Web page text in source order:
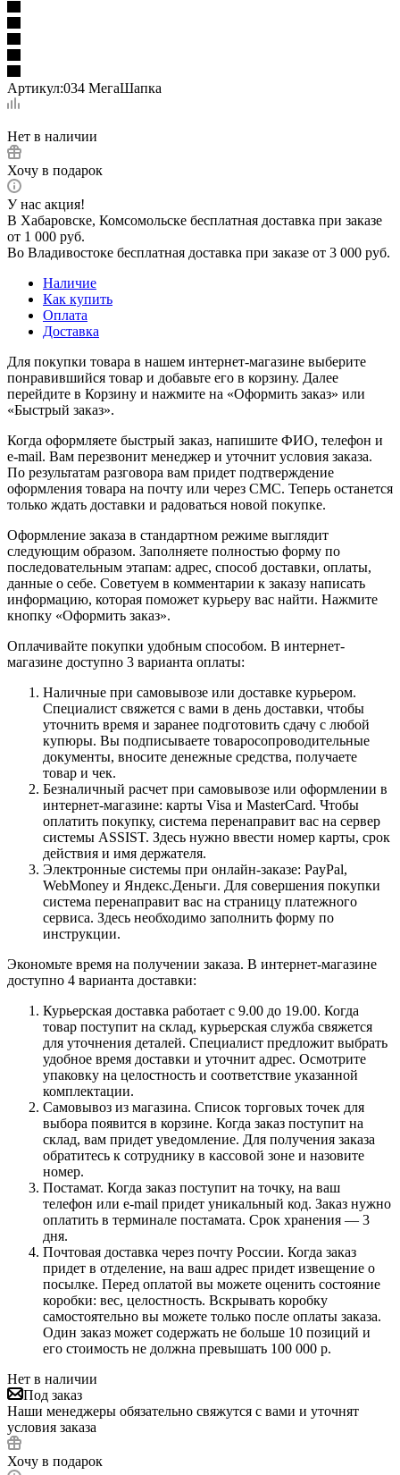
Артикул:034 МегаШапка
Нет в наличии
Хочу в подарок
У нас акция!
В Хабаровске, Комсомольске бесплатная доставка при заказе
от 1 000 руб.
Во Владивостоке бесплатная доставка при заказе от 3 000 руб.
Наличие
Как купить
Оплата
Доставка
Для покупки товара в нашем интернет-магазине выберите
понравившийся товар и добавьте его в корзину. Далее
перейдите в Корзину и нажмите на «Оформить заказ» или
«Быстрый заказ».
Когда оформляете быстрый заказ, напишите ФИО, телефон и
e-mail. Вам перезвонит менеджер и уточнит условия заказа.
По результатам разговора вам придет подтверждение
оформления товара на почту или через СМС. Теперь останется
только ждать доставки и радоваться новой покупке.
Оформление заказа в стандартном режиме выглядит
следующим образом. Заполняете полностью форму по
последовательным этапам: адрес, способ доставки, оплаты,
данные о себе. Советуем в комментарии к заказу написать
информацию, которая поможет курьеру вас найти. Нажмите
кнопку «Оформить заказ».
Оплачивайте покупки удобным способом. В интернет-
магазине доступно 3 варианта оплаты:
Наличные при самовывозе или доставке курьером.
Специалист свяжется с вами в день доставки, чтобы
уточнить время и заранее подготовить сдачу с любой
купюры. Вы подписываете товаросопроводительные
документы, вносите денежные средства, получаете
товар и чек.
Безналичный расчет при самовывозе или оформлении в
интернет-магазине: карты Visa и MasterCard. Чтобы
оплатить покупку, система перенаправит вас на сервер
системы ASSIST. Здесь нужно ввести номер карты, срок
действия и имя держателя.
Электронные системы при онлайн-заказе: PayPal,
WebMoney и Яндекс.Деньги. Для совершения покупки
система перенаправит вас на страницу платежного
сервиса. Здесь необходимо заполнить форму по
инструкции.
Экономьте время на получении заказа. В интернет-магазине
доступно 4 варианта доставки:
Курьерская доставка работает с 9.00 до 19.00. Когда
товар поступит на склад, курьерская служба свяжется
для уточнения деталей. Специалист предложит выбрать
удобное время доставки и уточнит адрес. Осмотрите
упаковку на целостность и соответствие указанной
комплектации.
Самовывоз из магазина. Список торговых точек для
выбора появится в корзине. Когда заказ поступит на
склад, вам придет уведомление. Для получения заказа
обратитесь к сотруднику в кассовой зоне и назовите
номер.
Постамат. Когда заказ поступит на точку, на ваш
телефон или e-mail придет уникальный код. Заказ нужно
оплатить в терминале постамата. Срок хранения — 3
дня.
Почтовая доставка через почту России. Когда заказ
придет в отделение, на ваш адрес придет извещение о
посылке. Перед оплатой вы можете оценить состояние
коробки: вес, целостность. Вскрывать коробку
самостоятельно вы можете только после оплаты заказа.
Один заказ может содержать не больше 10 позиций и
его стоимость не должна превышать 100 000 р.
Нет в наличии
Под заказ
Наши менеджеры обязательно свяжутся с вами и уточнят
условия заказа
Хочу в подарок